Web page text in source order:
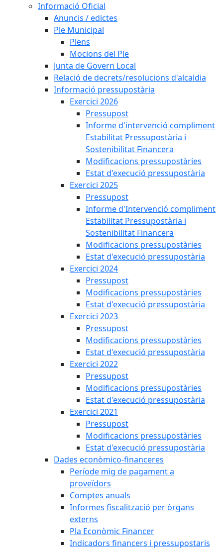
Informació Oficial
Anuncis / edictes
Ple Municipal
Plens
Mocions del Ple
Junta de Govern Local
Relació de decrets/resolucions d'alcaldia
Informació pressupostària
Exercici 2026
Pressupost
Informe d'intervenció compliment
Estabilitat Pressupostària i
Sostenibilitat Financera
Modificacions pressupostàries
Estat d'execució pressupostària
Exercici 2025
Pressupost
Informe d'Intervenció compliment
Estabilitat Pressupostària i
Sostenibilitat Financera
Modificacions pressupostàries
Estat d'execució pressupostària
Exercici 2024
Pressupost
Modificacions pressupostàries
Estat d'execució pressupostària
Exercici 2023
Pressupost
Modificacions pressupostàries
Estat d'execució pressupostària
Exercici 2022
Pressupost
Modificacions pressupostàries
Estat d'execució pressupostària
Exercici 2021
Pressupost
Modificacions pressupostàries
Estat d'execució pressupostària
Dades econòmico-financeres
Període mig de pagament a
proveïdors
Comptes anuals
Informes fiscalització per òrgans
externs
Pla Econòmic Financer
Indicadors financers i pressupostaris